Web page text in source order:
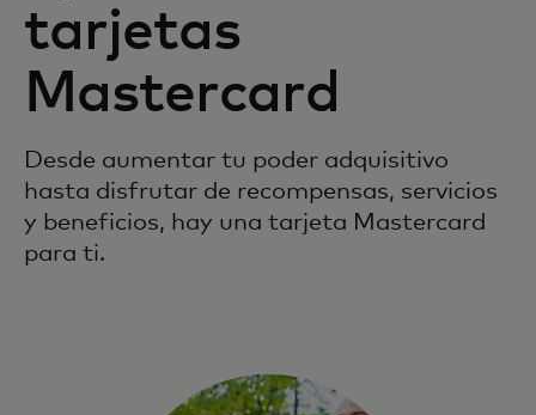
tarjetas
Mastercard
Desde aumentar tu poder adquisitivo
hasta disfrutar de recompensas, servicios
y beneficios, hay una tarjeta Mastercard
para ti.